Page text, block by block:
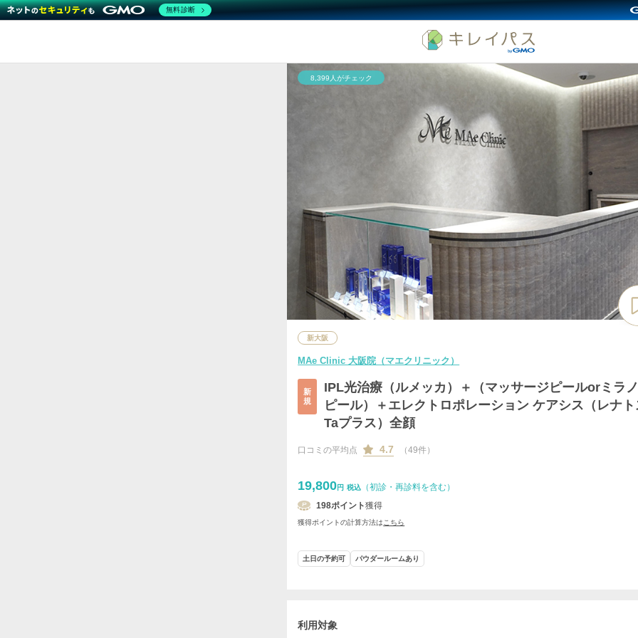
8,399人がチェック
新大阪
MAe Clinic 大阪院（マエクリニック）
新
規
IPL光治療（ルメッカ）＋（マッサージピールorミラ
ピール）＋エレクトロポレーション ケアシス（レナト
Taプラス）全顔
口コミの平均点 4.7 （49件）
19,800円 税込
（初診・再診料を含む）
198ポイント獲得
獲得ポイントの計算方法はこちら
土日の予約可 パウダールームあり
利用対象
無料診断